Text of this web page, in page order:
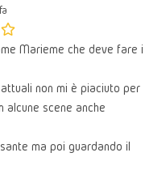
Marieme che deve fare i
non mi è piaciuto per
alcune scene anche
ma poi guardando il